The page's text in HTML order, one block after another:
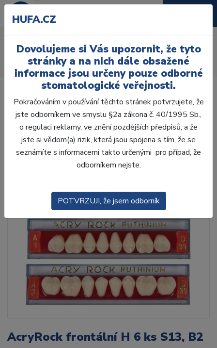
Úvod Zuby
AcryRock
AcryRock frontální H 6 ks S13, B2
AcryRock frontální H 6 ks S13, B2
HUFA.CZ
Dovolujeme si Vás upozornit, že tyto
stránky a na nich dále obsažené
informace jsou určeny pouze odborné
stomatologické veřejnosti.
Pokračováním v používání těchto stránek potvrzujete, že
jste odborníkem ve smyslu §2a zákona č. 40/1995 Sb.,
o regulaci reklamy, ve znění pozdějších předpisů, a že
jste si vědom(a) rizik, která jsou spojena s tím, že se
seznámíte s informacemi takto určenými pro případ, že
odborníkem nejste.
POTVRZUJI, že jsem odborník